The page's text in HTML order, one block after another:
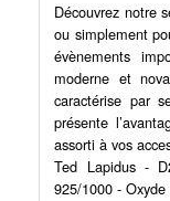
Découvrez notre
ou simplement
évènements
moderne et
caractérise par
présente
assorti à vos
Ted Lapidus -
925/1000 -